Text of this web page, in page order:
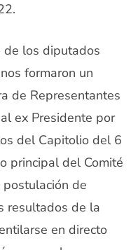
de los diputados
formaron un
de Representantes
ex Presidente por
del Capitolio del 6
principal del Comité
de
resultados de la
en directo